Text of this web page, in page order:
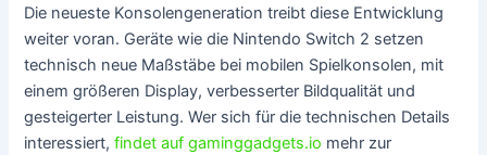
Die neueste Konsolengeneration treibt diese Entwicklung
weiter voran. Geräte wie die Nintendo Switch 2 setzen
technisch neue Maßstäbe bei mobilen Spielkonsolen, mit
einem größeren Display, verbesserter Bildqualität und
gesteigerter Leistung. Wer sich für die technischen Details
interessiert,findet auf gaminggadgets.io mehr zur